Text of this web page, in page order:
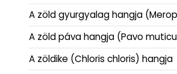
A zöld gyurgyalag hangja
A zöld páva hangja (Pavo
A zöldike (Chloris chloris) hangja